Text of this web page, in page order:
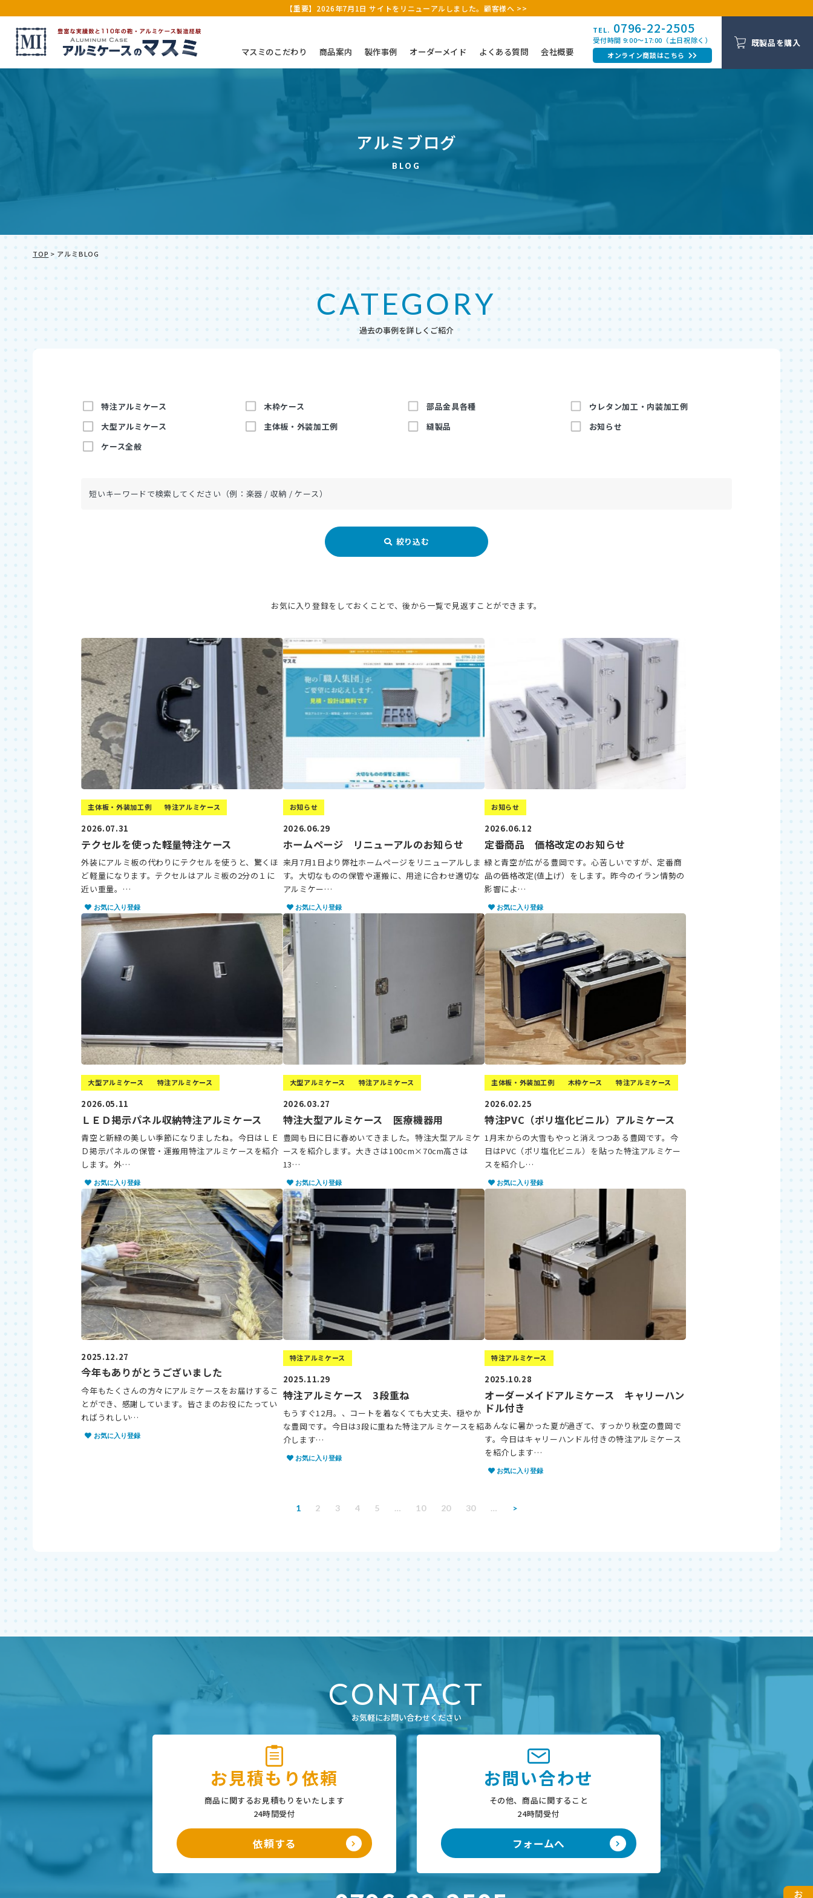
【重要】2026年7月1日 サイトをリニューアルしました。顧客様へ >>
マスミのこだわり 商品案内 製作事例 オーダーメイド よくある質問 会社概要
TEL. 0796-22-2505
受付時間 9:00〜17:00（土日祝除く）
オンライン商談はこちら
既製品を購入
アルミケース（特注・別注） その他（木枠・縫製品）
アルミブログ
BLOG
TOP > アルミBLOG
CATEGORY
過去の事例を詳しくご紹介
特注アルミケース 木枠ケース 部品金具各種
ウレタン加工・内装加工例
大型アルミケース
主体板・外装加工例 縫製品
お知らせ
ケース全般
お気に入り登録をしておくことで、後から一覧で見返すことができます。
主体板・外装加工例 特注アルミケース
2026.07.31
テクセルを使った軽量特注ケース
外装にアルミ板の代わりにテクセルを使うと、驚くほ
ど軽量になります。テクセルはアルミ板の2分の１に
近い重量。…
お気に入り登録
お知らせ
2026.06.29
ホームページ リニューアルのお知らせ
来月7月1日より弊社ホームページをリニューアルしま
す。大切なものの保管や運搬に、用途に合わせ適切な
アルミケー…
お気に入り登録
お知らせ
2026.06.12
定番商品 価格改定のお知らせ
緑と青空が広がる豊岡です。心苦しいですが、定番商
品の価格改定(値上げ）をします。昨今のイラン情勢の
影響によ…
お気に入り登録
大型アルミケース 特注アルミケース
2026.05.11
ＬＥＤ掲示パネル収納特注アルミケース
青空と新緑の美しい季節になりましたね。今日はＬＥ
Ｄ掲示パネルの保管・運搬用特注アルミケースを紹介
します。外…
お気に入り登録
大型アルミケース 特注アルミケース
2026.03.27
特注大型アルミケース 医療機器用
豊岡も日に日に春めいてきました。特注大型アルミケ
ースを紹介します。大きさは100cm×70cm高さは
13…
お気に入り登録
主体板・外装加工例 木枠ケース 特注アルミケース
2026.02.25
特注PVC（ポリ塩化ビニル）アルミケース
1月末からの大雪もやっと消えつつある豊岡です。今
日はPVC（ポリ塩化ビニル）を貼った特注アルミケー
スを紹介し…
お気に入り登録
2025.12.27
今年もありがとうございました
今年もたくさんの方々にアルミケースをお届けするこ
とができ、感謝しています。皆さまのお役にたってい
ればうれしい…
お気に入り登録
特注アルミケース
2025.11.29
特注アルミケース 3段重ね
もうすぐ12月。、コートを着なくても大丈夫、穏やか
な豊岡です。今日は3段に重ねた特注アルミケースを紹
介します…
お気に入り登録
特注アルミケース
2025.10.28
オーダーメイドアルミケース キャリーハン
ドル付き
あんなに暑かった夏が過ぎて、すっかり秋空の豊岡で
す。今日はキャリーハンドル付きの特注アルミケース
を紹介します…
お気に入り登録
1 2 3 4 5 … 10 20 30 … >
CONTACT
お気軽にお問い合わせください
お見積もり依頼
商品に関するお見積もりをいたします
24時間受付
依頼する
お問い合わせ
その他、商品に関すること
24時間受付
フォームへ